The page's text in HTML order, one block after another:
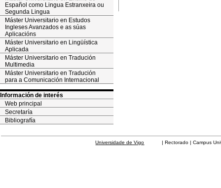
Español como Lingua Estranxeira ou
Segunda Lingua
Máster Universitario en Estudos
Ingleses Avanzados e as súas
Aplicacións
Máster Universitario en Lingüística
Aplicada
Máster Universitario en Tradución
Multimedia
Máster Universitario en Tradución
para a Comunicación Internacional
Información de interés
Web principal
Secretaría
Bibliografía
Universidade de Vigo | Rectorado | Campus